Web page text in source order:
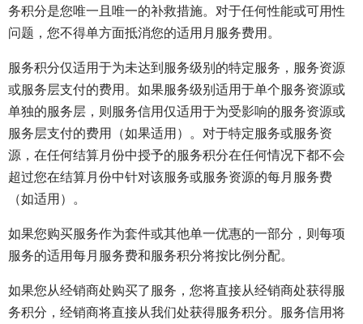
务积分是您唯一且唯一的补救措施。对于任何性能或可用性
问题，您不得单方面抵消您的适用月服务费用。
服务积分仅适用于为未达到服务级别的特定服务，服务资源
或服务层支付的费用。如果服务级别适用于单个服务资源或
单独的服务层，则服务信用仅适用于为受影响的服务资源或
服务层支付的费用（如果适用）。对于特定服务或服务资
源，在任何结算月份中授予的服务积分在任何情况下都不会
超过您在结算月份中针对该服务或服务资源的每月服务费
（如适用）。
如果您购买服务作为套件或其他单一优惠的一部分，则每项
服务的适用每月服务费和服务积分将按比例分配。
如果您从经销商处购买了服务，您将直接从经销商处获得服
务积分，经销商将直接从我们处获得服务积分。服务信用将